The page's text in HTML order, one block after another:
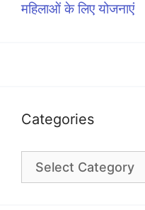
महिलाओं के लिए योजनाएं
Categories
Categories